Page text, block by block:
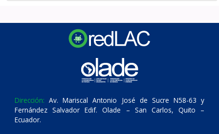
Dirección: Av. Mariscal Antonio José de Sucre N58-63 y
Fernández Salvador Edif. Olade – San Carlos, Quito –
Ecuador.